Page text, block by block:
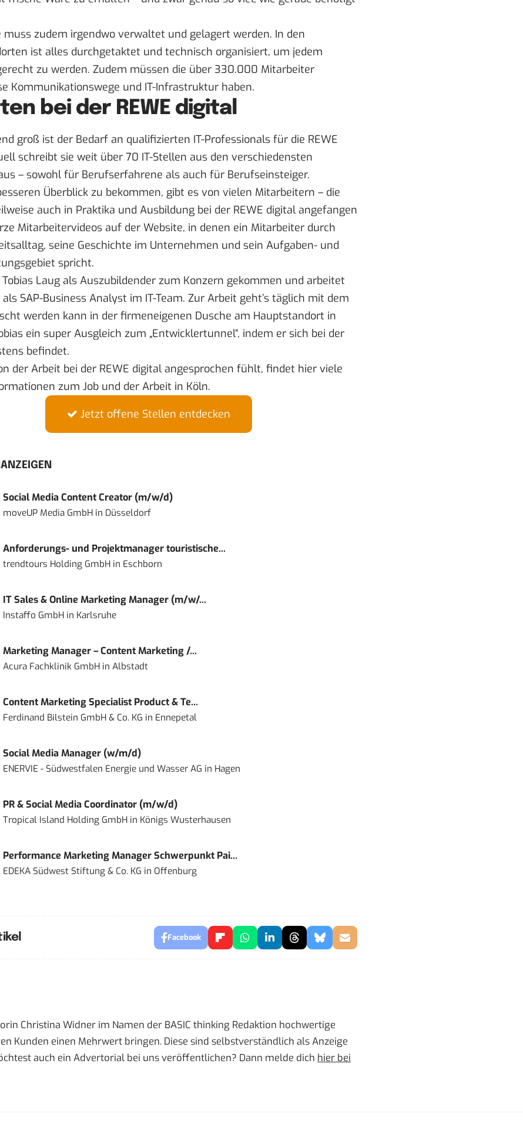
muss zudem irgendwo verwaltet und gelagert werden. In den
ist alles durchgetaktet und technisch organisiert, um jedem
zu werden. Zudem müssen die über 330.000 Mitarbeiter
Kommunikationswege und IT-Infrastruktur haben.
bei der REWE digital
groß ist der Bedarf an qualifizierten IT-Professionals für die REWE
schreibt sie weit über 70 IT-Stellen aus den verschiedensten
– sowohl für Berufserfahrene als auch für Berufseinsteiger.
Überblick zu bekommen, gibt es von vielen Mitarbeitern – die
auch in Praktika und Ausbildung bei der REWE digital angefangen
Mitarbeitervideos auf der Website, in denen ein Mitarbeiter durch
seine Geschichte im Unternehmen und sein Aufgaben- und
spricht.
Laug als Auszubildender zum Konzern gekommen und arbeitet
SAP-Business Analyst im IT-Team. Zur Arbeit geht’s täglich mit dem
werden kann in der firmeneigenen Dusche am Hauptstandort in
ein super Ausgleich zum „Entwicklertunnel“, indem er sich bei der
befindet.
der Arbeit bei der REWE digital angesprochen fühlt, findet hier viele
zum Job und der Arbeit in Köln.
Jetzt offene Stellen entdecken
Social Media Content Creator (m/w/d)
moveUP Media GmbHin Düsseldorf
Anforderungs- und Projektmanager touristische...
trendtours Holding GmbHin Eschborn
IT Sales & Online Marketing Manager (m/w/...
Instaffo GmbHin Karlsruhe
Marketing Manager – Content Marketing /...
Acura Fachklinik GmbHin Albstadt
Content Marketing Specialist Product & Te...
Ferdinand Bilstein GmbH & Co. KG in Ennepetal
Social Media Manager (w/m/d)
ENERVIE - Südwestfalen Energie und Wasser AG in Hagen
PR & Social Media Coordinator (m/w/d)
Tropical Island Holding GmbHin Königs Wusterhausen
Performance Marketing Manager Schwerpunkt Pai...
EDEKA Südwest Stiftung & Co. KG in Offenburg
Facebook
Christina Widner im Namen der BASIC thinking Redaktion hochwertige
Kunden einen Mehrwert bringen. Diese sind selbstverständlich als Anzeige
auch ein Advertorial bei uns veröffentlichen? Dann melde dich hier bei